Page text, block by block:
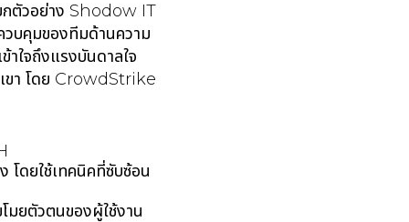
ยกตัวอย่าง Shodow IT
บคุมของทีมด้านความ
าใจถึงแรงบันดาลใจ
เขา โดย CrowdStrike
ดยใช้เทคนิคที่ซับซ้อน
มยตัวตนของผู้ใช้งาน